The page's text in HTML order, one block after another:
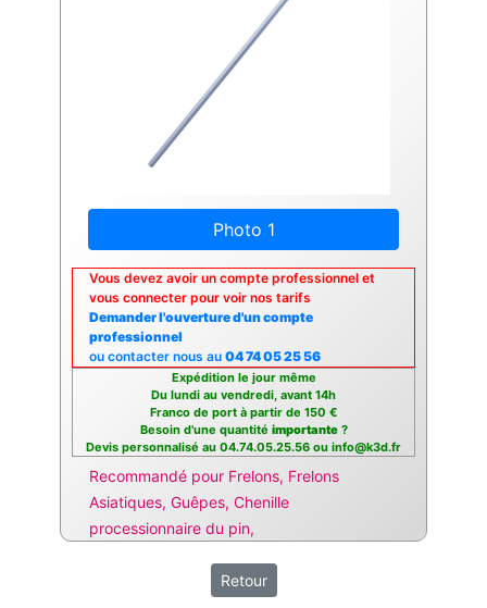
Photo 1
Vous devez avoir un compte professionnel et
vous connecter pour voir nos tarifs
Demander l'ouverture d'un compte
professionnel
ou contacter nous au 04 74 05 25 56
Expédition le jour même
Du lundi au vendredi, avant 14h
Franco de port à partir de 150 €
Besoin d'une quantité importante?
Devis personnalisé au 04.74.05.25.56 ou info@k3d.fr
Recommandé pour Frelons, Frelons
Asiatiques, Guêpes, Chenille
processionnaire du pin,
Retour